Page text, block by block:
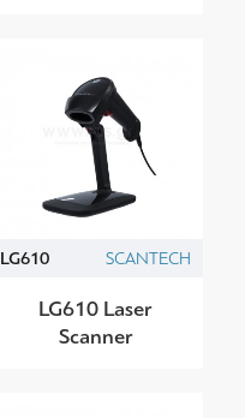
LG610 SCANTECH
LG610 Laser
Scanner